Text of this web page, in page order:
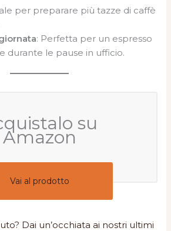
per preparare più tazze di caffè
: Perfetta per un espresso
durante le pause in ufficio.
su
Amazon
Vai al prodotto
Dai un’occhiata ai nostri ultimi